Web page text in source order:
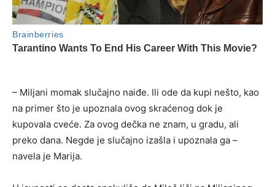
– Miljani momak slučajno naiđe. Ili ode da kupi nešto, kao
na primer što je upoznala ovog skraćenog dok je
kupovala cveće. Za ovog dečka ne znam, u gradu, ali
preko dana. Negde je slučajno izašla i upoznala ga –
navela je Marija.